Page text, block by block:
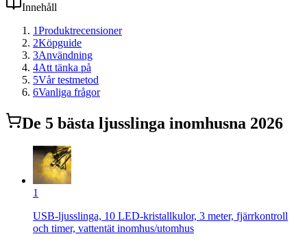
Innehåll
1Produktrecensioner
2Köpguide
3Användning
4Att tänka på
5Vår testmetod
6Vanliga frågor
De 5 bästa ljusslinga inomhusna 2026
1
USB-ljusslinga, 10 LED-kristallkulor, 3 meter, fjärrkontroll
och timer, vattentät inomhus/utomhus